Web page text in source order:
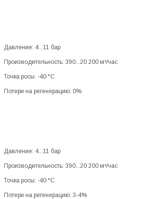
Давление: 4...11 бар
Производительность: 390...20 200 м³/час
Точка росы: -40 °C
Потери на регенерацию: 0%
Давление: 4...11 бар
Производительность: 390...20 200 м³/час
Точка росы: -40 °C
Потери на регенерацию: 3-4%